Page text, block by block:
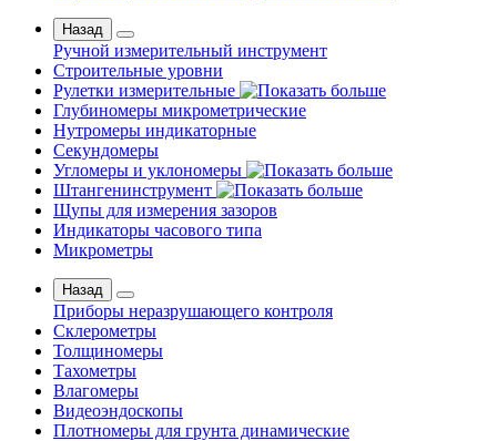
Назад
Ручной измерительный инструмент
Строительные уровни
Рулетки измерительные
Глубиномеры микрометрические
Нутромеры индикаторные
Секундомеры
Угломеры и уклономеры
Штангенинструмент
Щупы для измерения зазоров
Индикаторы часового типа
Микрометры
Назад
Приборы неразрушающего контроля
Склерометры
Толщиномеры
Тахометры
Влагомеры
Видеоэндоскопы
Плотномеры для грунта динамические